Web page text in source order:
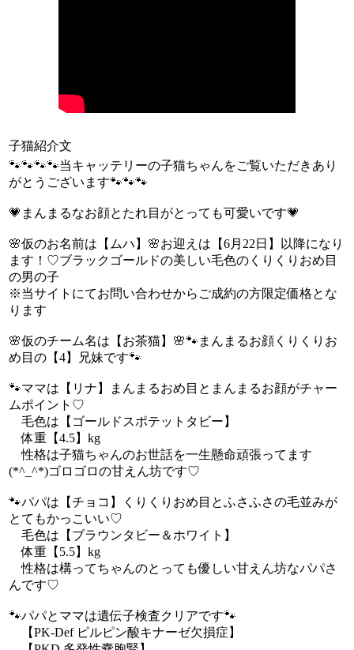
子猫紹介文
🐾🐾🐾🐾当キャッテリーの子猫ちゃんをご覧いただきあり
がとうございます🐾🐾🐾
💗まんまるなお顔とたれ目がとっても可愛いです💗
🌸仮のお名前は【ムハ】🌸お迎えは【6月22日】以降になり
ます！♡ブラックゴールドの美しい毛色のくりくりおめ目
の男の子
※当サイトにてお問い合わせからご成約の方限定価格とな
ります
🌸仮のチーム名は【お茶猫】🌸🐾まんまるお顔くりくりお
め目の【4】兄妹です🐾
🐾ママは【リナ】まんまるおめ目とまんまるお顔がチャー
ムポイント♡
毛色は【ゴールドスポテットタビー】
体重【4.5】kg
性格は子猫ちゃんのお世話を一生懸命頑張ってます
(*^_^*)ゴロゴロの甘えん坊です♡
🐾パパは【チョコ】くりくりおめ目とふさふさの毛並みが
とてもかっこいい♡
毛色は【ブラウンタビー＆ホワイト】
体重【5.5】kg
性格は構ってちゃんのとっても優しい甘えん坊なパパさ
んです♡
🐾パパとママは遺伝子検査クリアです🐾
【PK-Def ピルピン酸キナーゼ欠損症】